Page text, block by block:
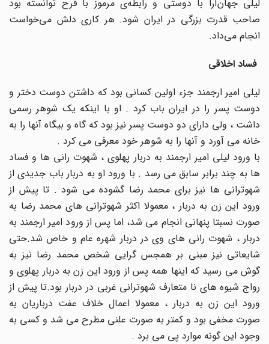
لیلی جهان‌آرا با دوستی و رابطه‌ی مرموز با فرح توانسته بود
صاحب قدرت بزرگی در ایران شود. هر کاری دلش می‌خواست
انجام می‌داد.
فساد اخلاقی
لیلی امیر ارجمند جزء اولین کسانی بود که داشتن دوست دختر و
دوست پسر را در ایران باب کرد . او با اینکه یک شوهر رسمی
داشت ، ولی دارای دو دوست پسر نیز بود که گاه و بیگاه آنها را به
خانه می آورد و آنها را به شوهر خود معرفی می کرد .
با ورود لیلی امیر ارجمند به دربار پهلوی ، شهوت رانی ها و فساد
ها به چند برابر سابق می رسد . با ورود او به دربار باب جدیدی از
شهوترانی ها نیز برای محمد رضا گشوده می شود . تا پیش از
ورود این زن به دربار ، معمولا اکثر شهوترانی های محمد رضا به
صورت نسبتا پنهانی انجام می شد، اما پس از ورود امیر ارجمند به
دربار ، شهوت رانی های وی در دربار شهره عام و خاص شد.حتی
شایعاتی نیز مبنی بر همجس گرایی شخص محمد رضا نیز به
گوش می رسید که اینها همه پس از ورود این زن به دربار پهلوی و
رواج شیوه های نا متعارف شهوترانی غربی در دربار بود.تا پیش از
ورود این زن به دربار ، معمولا اعمال خلاف عفت درباریان به
صورت مخفی بود و کمتر به صورت علنی مطرح می شد و کسی به
وجود این گونه موارد پی می برد .